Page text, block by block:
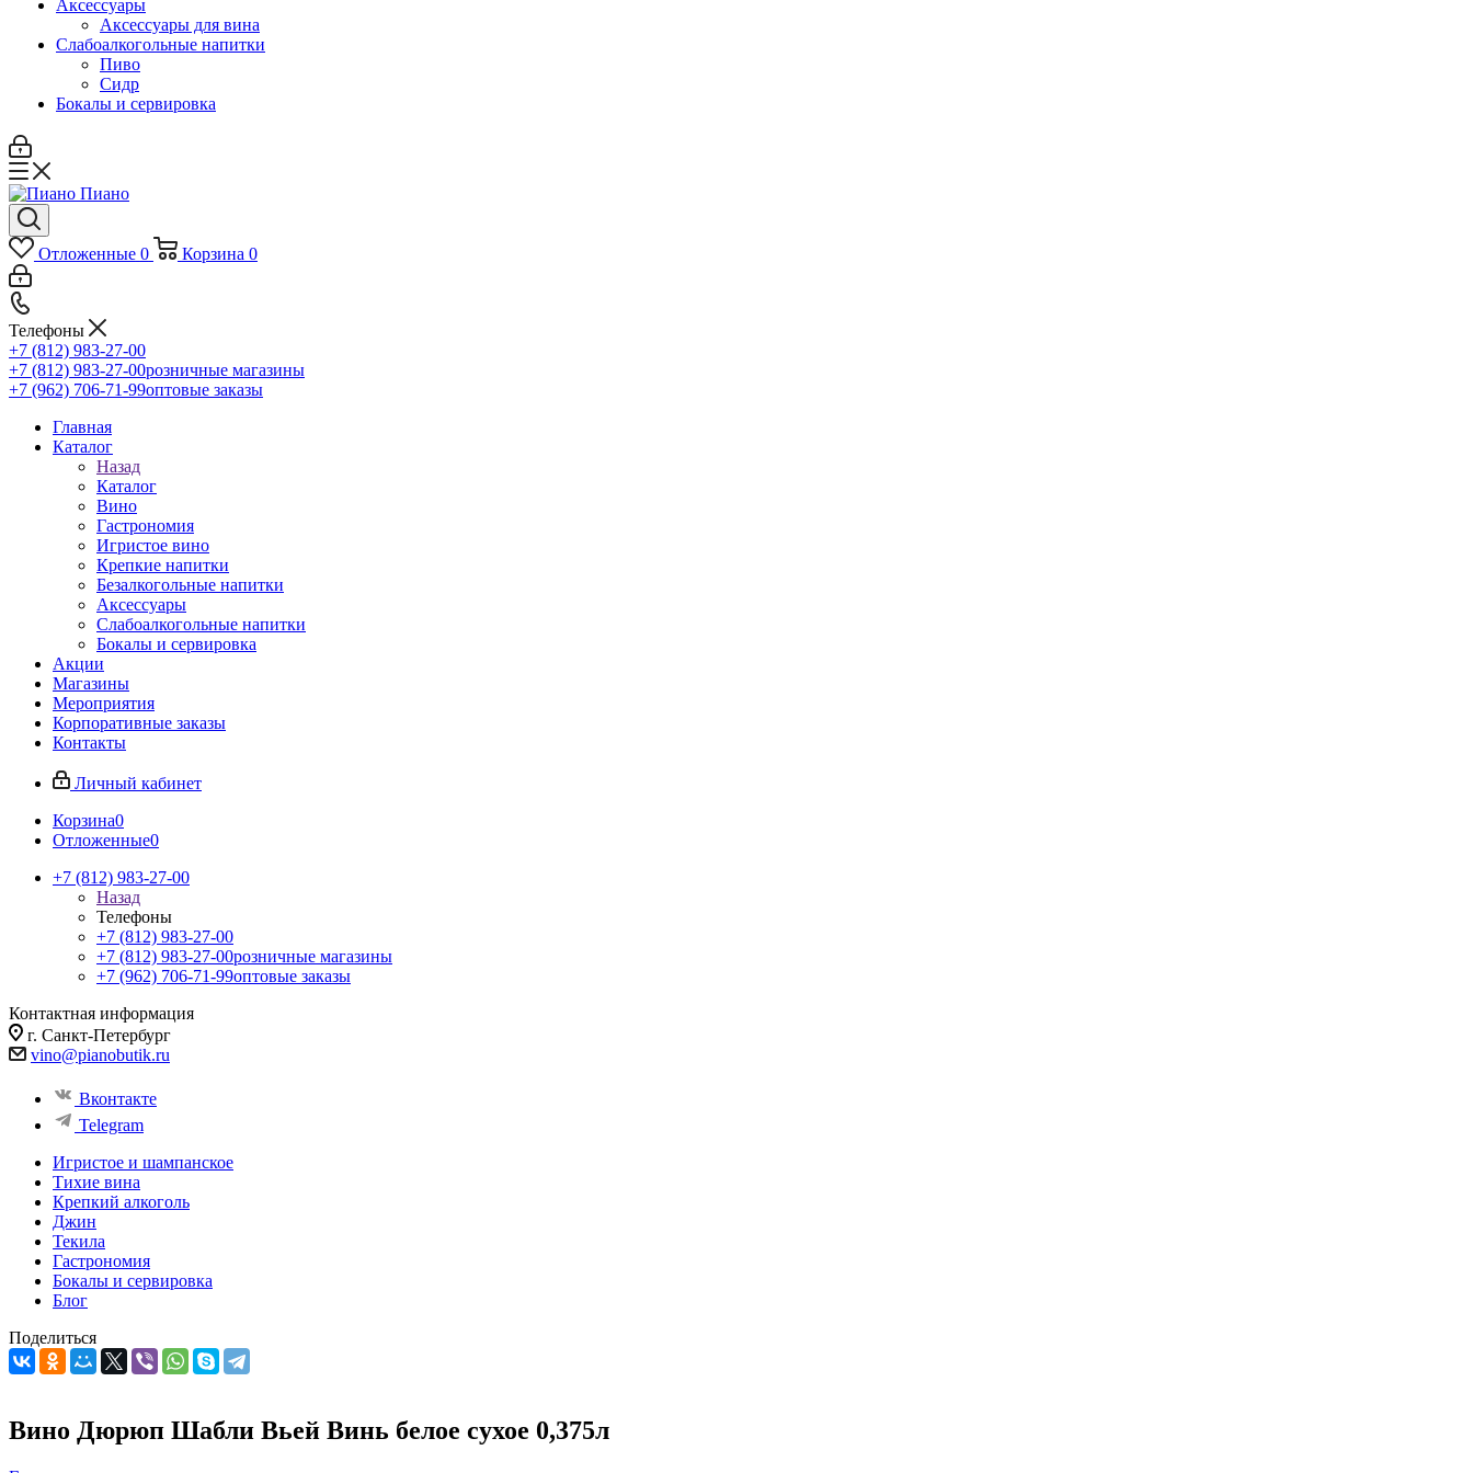
Аксессуары
Аксессуары для вина
Слабоалкогольные напитки
Пиво
Сидр
Бокалы и сервировка
Отложенные 0 Корзина 0
Телефоны
+7 (812) 983-27-00
+7 (812) 983-27-00розничные магазины
+7 (962) 706-71-99оптовые заказы
Главная
Каталог
Назад
Каталог
Вино
Гастрономия
Игристое вино
Крепкие напитки
Безалкогольные напитки
Аксессуары
Слабоалкогольные напитки
Бокалы и сервировка
Акции
Магазины
Мероприятия
Корпоративные заказы
Контакты
Личный кабинет
Корзина0
Отложенные0
+7 (812) 983-27-00
Назад
Телефоны
+7 (812) 983-27-00
+7 (812) 983-27-00розничные магазины
+7 (962) 706-71-99оптовые заказы
Контактная информация
г. Санкт-Петербург
vino@pianobutik.ru
Вконтакте
Telegram
Игристое и шампанское
Тихие вина
Крепкий алкоголь
Джин
Текила
Гастрономия
Бокалы и сервировка
Блог
Поделиться
Вино Дюрюп Шабли Вьей Винь белое сухое 0,375л